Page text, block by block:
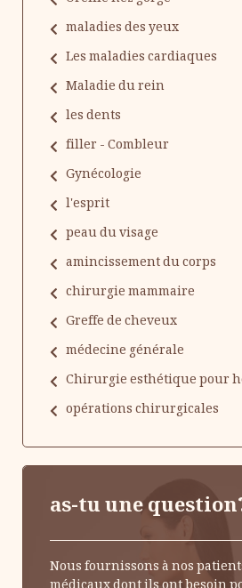
maladies des yeux
Les maladies cardiaques
Maladie du rein
les dents
filler - Combleur
Gynécologie
l'esprit
peau du visage
amincissement du corps
chirurgie mammaire
Greffe de cheveux
médecine générale
Chirurgie esthétique pour
opérations chirurgicales
as-tu une
Nous fournissons à nos